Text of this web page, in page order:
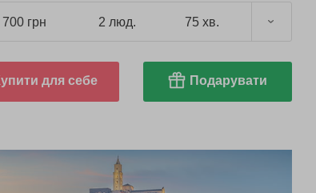
700 грн 2 люд. 75 хв.
для себе Подарувати